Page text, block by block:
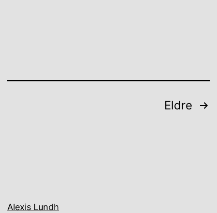
Eldre
Alexis Lundh